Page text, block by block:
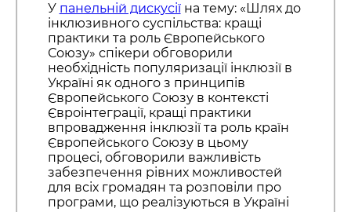
У панельній дискусіїна тему: «Шлях до
інклюзивного суспільства: кращі
практики та роль Європейського
Союзу» спікери обговорили
необхідність популяризації інклюзії в
Україні як одного з принципів
Європейського Союзу в контексті
Євроінтеграції, кращі практики
впровадження інклюзії та роль країн
Європейського Союзу в цьому
процесі, обговорили важливість
забезпечення рівних можливостей
для всіх громадян та розповіли про
програми, що реалізуються в Україні